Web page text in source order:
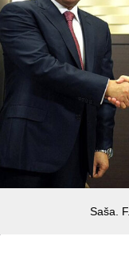
Saša. F.